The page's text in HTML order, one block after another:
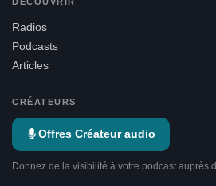
Radios
Podcasts
Articles
CRÉATEURS
Offres Créateur audio
Donnez de la visibilité à votre podcast auprès